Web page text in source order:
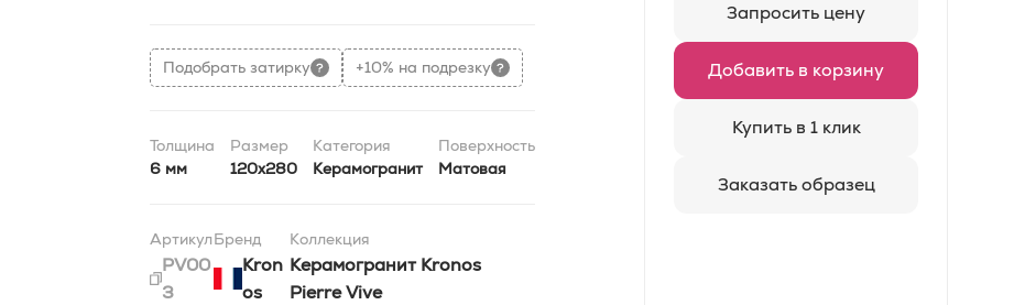
Подобрать затирку +10% на подрезку
Толщина
6 мм
Размер
120x280
Категория
Керамогранит
Поверхность
Матовая
Артикул
PV00
3
Бренд
Kron
os
Коллекция
Керамогранит Kronos
Pierre Vive
Запросить цену
Добавить в корзину
Купить в 1 клик
Заказать образец